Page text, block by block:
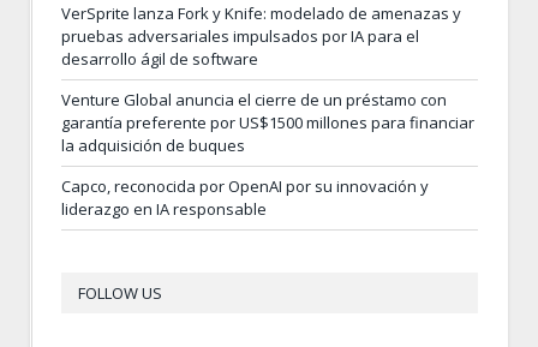
VerSprite lanza Fork y Knife: modelado de amenazas y
pruebas adversariales impulsados por IA para el
desarrollo ágil de software
Venture Global anuncia el cierre de un préstamo con
garantía preferente por US$1500 millones para financiar
la adquisición de buques
Capco, reconocida por OpenAI por su innovación y
liderazgo en IA responsable
FOLLOW US